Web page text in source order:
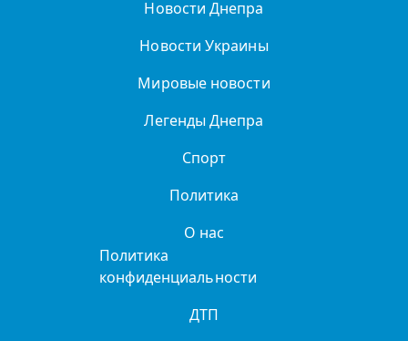
Новости Днепра
Новости Украины
Мировые новости
Легенды Днепра
Спорт
Политика
О нас
Политика
конфиденциальности
ДТП